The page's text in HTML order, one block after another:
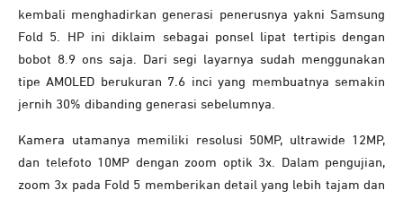
kembali menghadirkan generasi penerusnya yakni Samsung
Fold 5. HP ini diklaim sebagai ponsel lipat tertipis dengan
bobot 8.9 ons saja. Dari segi layarnya sudah menggunakan
tipe AMOLED berukuran 7.6 inci yang membuatnya semakin
jernih 30% dibanding generasi sebelumnya.
Kamera utamanya memiliki resolusi 50MP, ultrawide 12MP,
dan telefoto 10MP dengan zoom optik 3x. Dalam pengujian,
zoom 3x pada Fold 5 memberikan detail yang lebih tajam dan